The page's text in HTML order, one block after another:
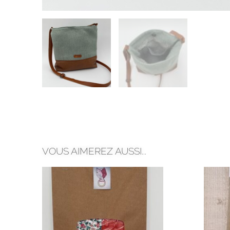
VOUS AIMEREZ AUSSI...